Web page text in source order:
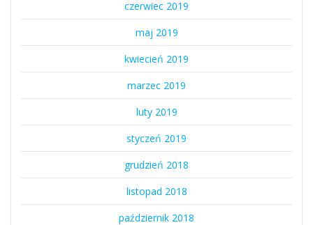
czerwiec 2019
maj 2019
kwiecień 2019
marzec 2019
luty 2019
styczeń 2019
grudzień 2018
listopad 2018
październik 2018